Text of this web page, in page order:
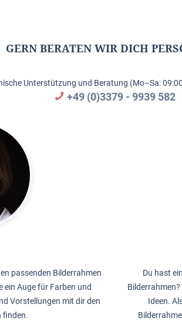
GERN BERATEN WIR DICH
Unterstützung und Beratung (Mo–Sa:
+49 (0)3379 - 9939 582
passenden Bilderrahmen
ein Auge für Farben und
Vorstellungen mit dir den
finden.
Du hast
Ideen.